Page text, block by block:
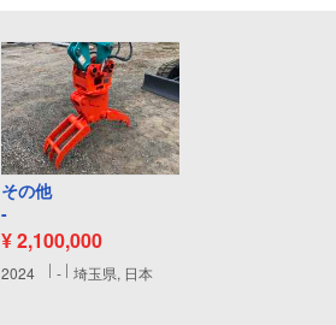
その他
-
¥ 2,100,000
2024 - 埼玉県, 日本